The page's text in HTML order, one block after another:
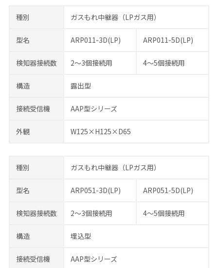
種別 ガスもれ中継器（LPガス用）
型名 ARP011-3D(LP) ARP011-5D(LP)
検知器接続数 2～3個接続用 4～5個接続用
構造 露出型
接続受信機 AAP型シリーズ
外観 W125×H125×D65
種別 ガスもれ中継器（LPガス用）
型名 ARP051-3D(LP) ARP051-5D(LP)
検知器接続数 2～3個接続用 4～5個接続用
構造 埋込型
接続受信機 AAP型シリーズ